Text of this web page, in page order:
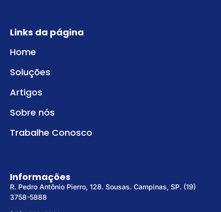
Links da página
Home
Soluções
Artigos
Sobre nós
Trabalhe Conosco
Informações
R. Pedro Antônio Pierro, 128. Sousas. Campinas, SP. (19)
3758-5888